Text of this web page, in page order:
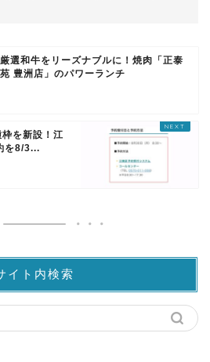
厳選和牛をリーズナブルに！焼肉「正泰
苑 豊洲店」のパワーランチ
を新設！江
を8/3...
イト内検索